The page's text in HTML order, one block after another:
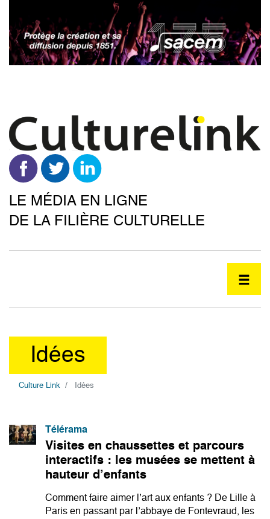
contenu
principal
LE MÉDIA EN LIGNE
DE LA FILIÈRE CULTURELLE
Idées
Culture Link Idées
Télérama
Visites en chaussettes et parcours
interactifs : les musées se mettent à
hauteur d’enfants
Comment faire aimer l’art aux enfants ? De Lille à
Paris en passant par l’abbaye de Fontevraud, les